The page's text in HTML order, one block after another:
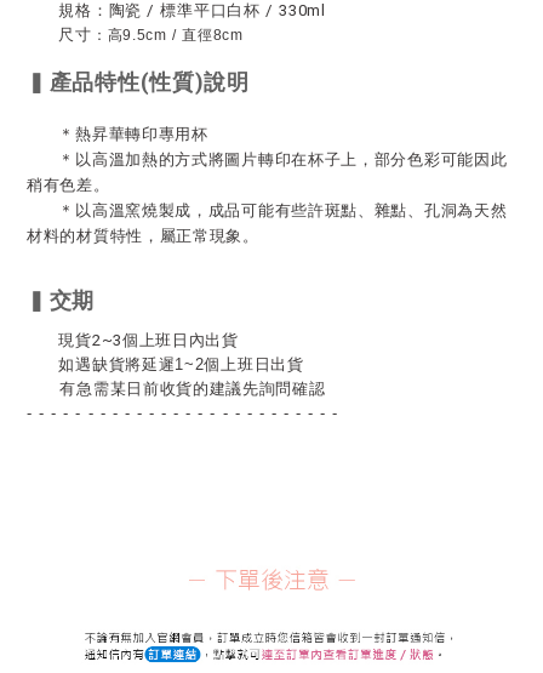
規格：陶瓷 / 標準平口白杯 / 330ml
尺寸 ：高9.5cm / 直徑8cm
▍ 產品特性(性質)說明
＊熱昇華轉印專用杯
＊以高溫加熱的方式將圖片轉印在杯子上，部分色彩可能因此
稍有色差。
＊以高溫窯燒製成，成品可能有些許斑點、雜點、孔洞為天然
材料的材質特性，屬正常現象。
▍ 交期
現貨2~3個上班日內出貨
如遇缺貨將延遲1~2個上班日出貨
有急需某日前收貨的建議先詢問確認
- - - - - - - - - - - - - - - - - - - - - - - - - -